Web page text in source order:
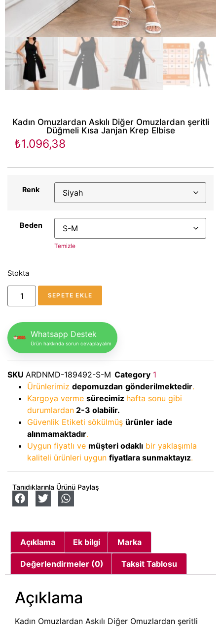
Kadın Omuzlardan Askılı Diğer Omuzlardan şeritli
Düğmeli Kısa Janjan Krep Elbise
₺1.096,38
Renk
Beden
Temizle
Stokta
SEPETE EKLE
Whatsapp Destek
Ürün hakkında sorun cevaplayalım
SKU ARDNMD-189492-S-M Category 1
Ürünlerimiz depomuzdan gönderilmektedir.
Kargoya verme sürecimiz hafta sonu gibi
durumlardan 2-3 olabilir.
Güvenlik Etiketi sökülmüş ürünler iade
alınmamaktadır.
Uygun fiyatlı ve müşteri odaklı bir yaklaşımla
kaliteli ürünleri uygun fiyatlara sunmaktayız.
Tanıdıklarınla Ürünü Paylaş
Açıklama Ek bilgi Marka
Değerlendirmeler (0) Taksit Tablosu
Açıklama
Kadın Omuzlardan Askılı Diğer Omuzlardan şeritli